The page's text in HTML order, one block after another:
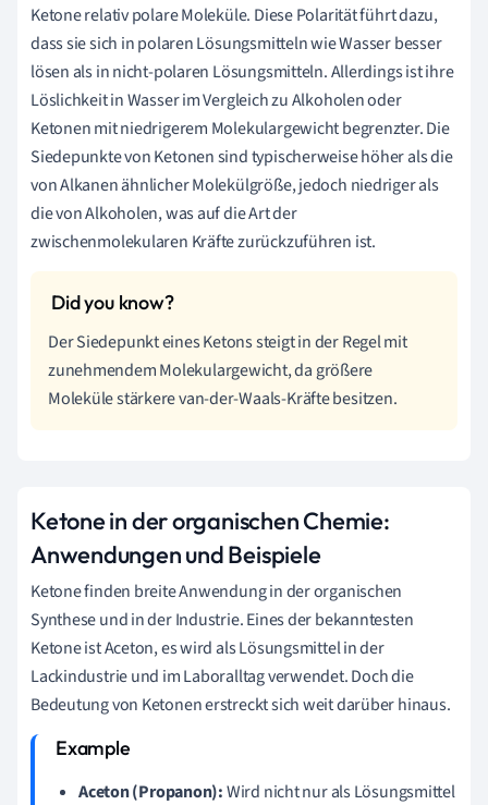
Ketone relativ polare Moleküle. Diese Polarität führt dazu,
dass sie sich in polaren Lösungsmitteln wie Wasser besser
lösen als in nicht-polaren Lösungsmitteln. Allerdings ist ihre
Löslichkeit in Wasser im Vergleich zu Alkoholen oder
Ketonen mit niedrigerem Molekulargewicht begrenzter. Die
Siedepunkte von Ketonen sind typischerweise höher als die
von Alkanen ähnlicher Molekülgröße, jedoch niedriger als
die von Alkoholen, was auf die Art der
zwischenmolekularen Kräfte zurückzuführen ist.
Der Siedepunkt eines Ketons steigt in der Regel mit
zunehmendem Molekulargewicht, da größere
Moleküle stärkere van-der-Waals-Kräfte besitzen.
Ketone in der organischen Chemie:
Anwendungen und Beispiele
Ketone finden breite Anwendung in der organischen
Synthese und in der Industrie. Eines der bekanntesten
Ketone ist Aceton, es wird als Lösungsmittel in der
Lackindustrie und im Laboralltag verwendet. Doch die
Bedeutung von Ketonen erstreckt sich weit darüber hinaus.
Aceton (Propanon):Wird nicht nur als Lösungsmittel